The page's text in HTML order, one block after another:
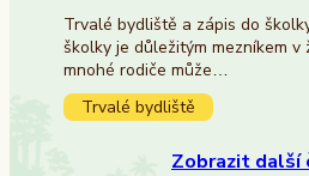
Trvalé bydliště a zápis do
školky je důležitým mezníkem v
mnohé rodiče může…
Trvalé bydliště
Zobrazit další